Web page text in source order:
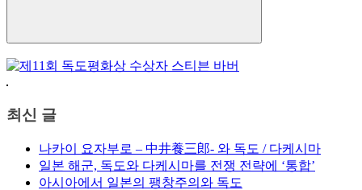
Search
최신 글
나카이 요자부로 – 中井養三郎- 와 독도 / 다케시마
일본 해군, 독도와 다케시마를 전쟁 전략에 ‘통합’
아시아에서 일본의 팽창주의와 독도